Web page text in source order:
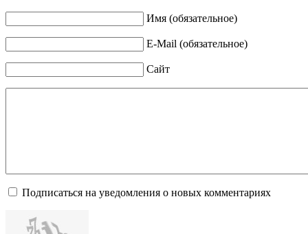
Имя (обязательное)
E-Mail (обязательное)
Сайт
Подписаться на уведомления о новых комментариях